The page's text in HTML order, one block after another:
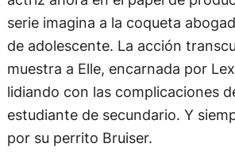
serie imagina a la coqueta
de adolescente. La acción
muestra a Elle, encarnada por
lidiando con las complicaciones
estudiante de secundario. Y
por su perrito Bruiser.